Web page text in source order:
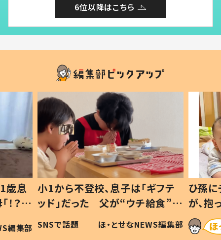
6位以降はこちら
歳息
？」
編集部
小1から不登校、息子は「ギフテ
ッド」だった 父が“ウチ給食”を
作り続ける理由とは #令和の親
#令和の子
SNSで話題 ほ・とせなNEWS編集部
ひ孫
が、
「涙が
い」